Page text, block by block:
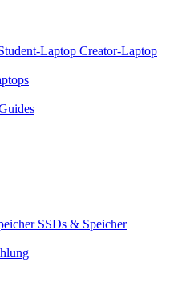
Laptop Creator-Laptop
SSDs & Speicher